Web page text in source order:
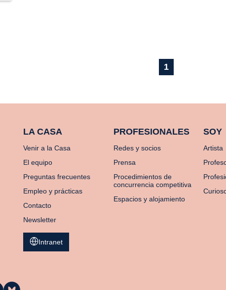
1
LA CASA
Venir a la Casa
El equipo
Preguntas frecuentes
Empleo y prácticas
Contacto
Newsletter
PROFESIONALES
Redes y socios
Prensa
Procedimientos de
concurrencia competitiva
Espacios y alojamiento
SOY
Artista
Intranet